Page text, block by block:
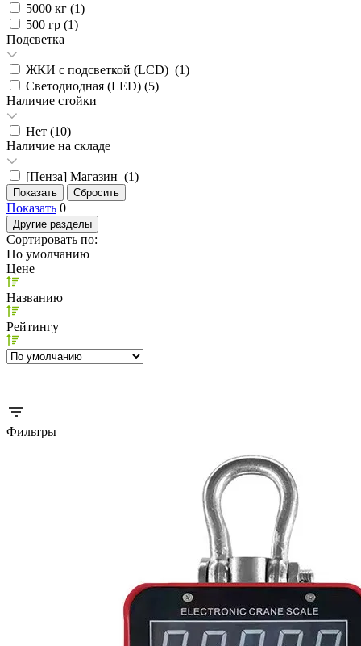
5000 кг (1)
500 гр (1)
Подсветка
ЖКИ с подсветкой (LCD) (1)
Светодиодная (LED) (5)
Наличие стойки
Нет (10)
Наличие на складе
[Пенза] Магазин (1)
Показать 0
Другие разделы
Сортировать по:
По умолчанию
Цене
Названию
Рейтингу
Фильтры